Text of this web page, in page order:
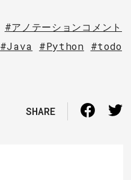
#アノテーションコメント
#Java #Python #todo
SHARE